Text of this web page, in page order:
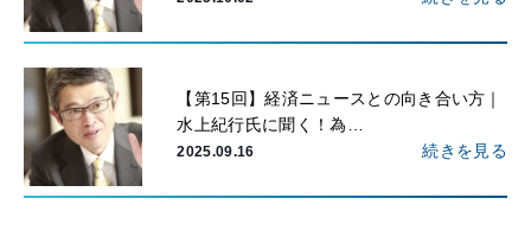
【第15回】経済ニュースとの向き合い方｜
水上紀行氏に聞く！為…
2025.09.16 続きを見る